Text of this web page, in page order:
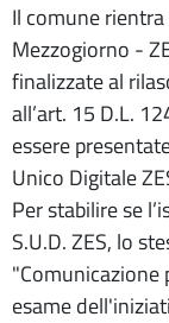
Il comune
Mezzogiorno -
finalizzate al
all’art. 15 D.L.
essere
Unico Digitale
Per stabilire se
S.U.D. ZES, lo
"Comunicazione
esame